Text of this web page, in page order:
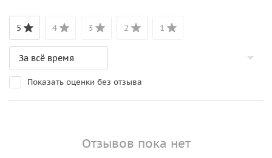
5 4 3 2 1
Показать оценки без отзыва
Отзывов пока нет